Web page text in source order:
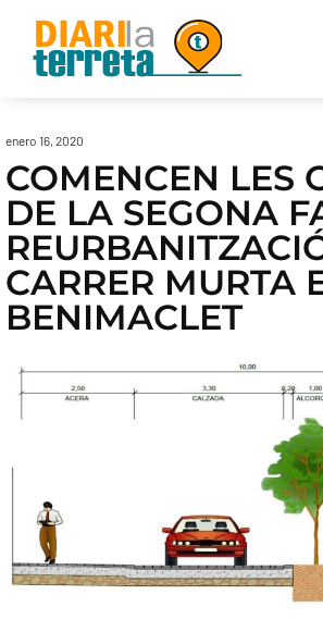
enero 16, 2020
COMENCEN LES
DE LA SEGONA
CARRER MURTA
BENIMACLET